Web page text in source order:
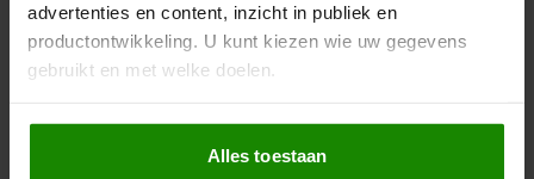
advertenties en content, inzicht in publiek en
productontwikkeling. U kunt kiezen wie uw gegevens
gebruikt en met welke doelen.
Als u het toestaat, willen we ook graag:
Informatie verzamelen over uw geografische
Alles toestaan